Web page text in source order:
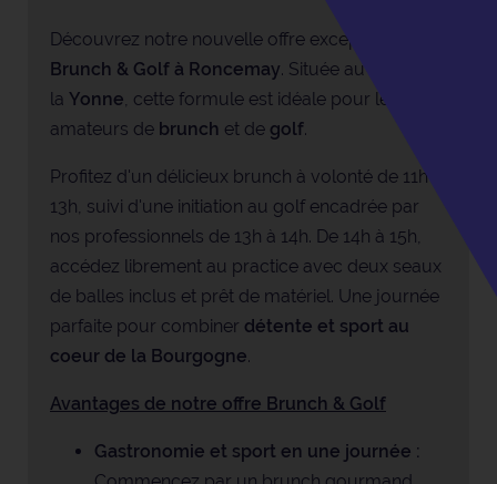
Découvrez notre nouvelle offre exceptionnelle
Brunch & Golf à Roncemay. Située au cœur de
la Yonne, cette formule est idéale pour les
amateurs de brunch et de golf.
Profitez d'un délicieux brunch à volonté de 11h à
13h, suivi d'une initiation au golf encadrée par
nos professionnels de 13h à 14h. De 14h à 15h,
accédez librement au practice avec deux seaux
de balles inclus et prêt de matériel. Une journée
parfaite pour combiner détente et sport au
coeur de la Bourgogne.
Avantages de notre offre Brunch & Golf
Gastronomie et sport en une journée :